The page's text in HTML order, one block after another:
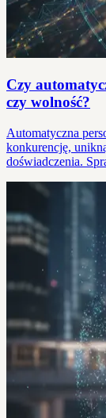
Czy
czy wolność?
Automatyczna
konkurencję,
doświadczenia.